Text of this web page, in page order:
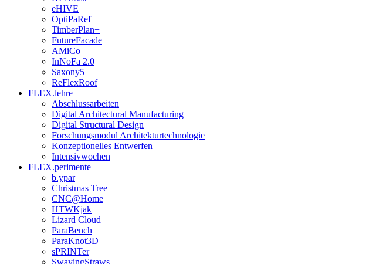
eHIVE
OptiPaRef
TimberPlan+
FutureFacade
AMiCo
InNoFa 2.0
Saxony5
ReFlexRoof
FLEX.lehre
Abschlussarbeiten
Digital Architectural Manufacturing
Digital Structural Design
Forschungsmodul Architekturtechnologie
Konzeptionelles Entwerfen
Intensivwochen
FLEX.perimente
b.ypar
Christmas Tree
CNC@Home
HTWKjak
Lizard Cloud
ParaBench
ParaKnot3D
sPRINTer
SwayingStraws